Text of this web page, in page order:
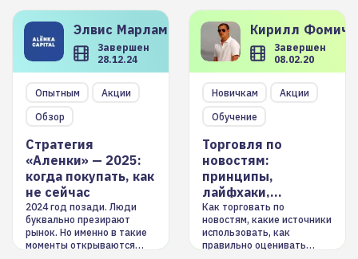
Элвис Марламов
Завершен
28.12.24
Опытным
Акции
Обзор
Стратегия
«Аленки» — 2025:
когда покупать, как
не сейчас
2024 год позади. Люди
буквально презирают
рынок. Но именно в такие
моменты открываются
Кирилл
Завершен
08.02.20
Новичкам
Акции
Обучение
Торговля по
новостям:
принципы,
лайфхаки,
инструменты
Как торговать по
новостям, какие источники
использовать, как
правильно оценивать